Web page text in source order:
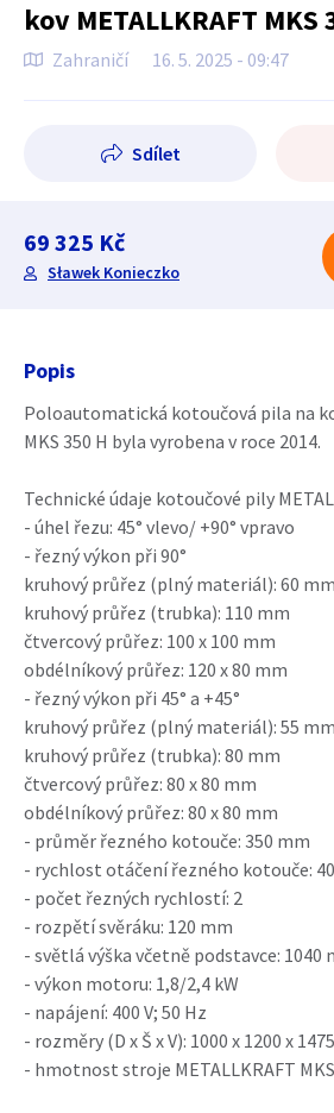
kov METALLKRAFT MKS
Zahraničí 16. 5. 2025 - 09:47
Sdílet
69 325 Kč
Sławek Konieczko
Popis
Poloautomatická kotoučová pila na
MKS 350 H byla vyrobena v roce 2014.
Technické údaje kotoučové pily
- úhel řezu: 45° vlevo/ +90° vpravo
- řezný výkon při 90°
kruhový průřez (plný materiál): 60 mm
kruhový průřez (trubka): 110 mm
čtvercový průřez: 100 x 100 mm
obdélníkový průřez: 120 x 80 mm
- řezný výkon při 45° a +45°
kruhový průřez (plný materiál): 55 mm
kruhový průřez (trubka): 80 mm
čtvercový průřez: 80 x 80 mm
obdélníkový průřez: 80 x 80 mm
- průměr řezného kotouče: 350 mm
- rychlost otáčení řezného kotouče:
- počet řezných rychlostí: 2
- rozpětí svěráku: 120 mm
- světlá výška včetně podstavce: 1040
- výkon motoru: 1,8/2,4 kW
- napájení: 400 V; 50 Hz
- rozměry (D x Š x V): 1000 x 1200 x
- hmotnost stroje METALLKRAFT